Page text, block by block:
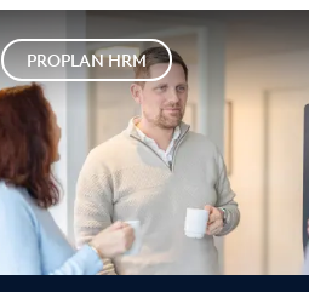
PROPLAN HRM